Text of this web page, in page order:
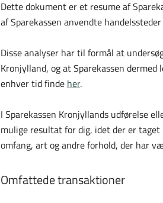
Dette dokument er et resume af
af Sparekassen anvendte
Disse analyser har til formål at
Kronjylland, og at Sparekassen
enhver tid finde her.
I Sparekassen Kronjyllands udførelse
mulige resultat for dig, idet der er
omfang, art og andre forhold, der har
Omfattede transaktioner